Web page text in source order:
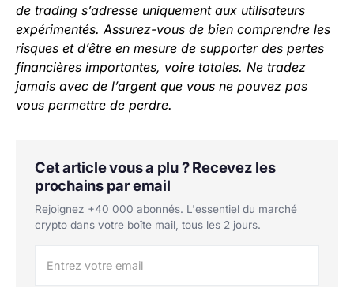
de trading s’adresse uniquement aux utilisateurs
expérimentés. Assurez-vous de bien comprendre les
risques et d’être en mesure de supporter des pertes
financières importantes, voire totales. Ne tradez
jamais avec de l’argent que vous ne pouvez pas
vous permettre de perdre.
Cet article vous a plu ? Recevez les
prochains par email
Rejoignez +40 000 abonnés. L'essentiel du marché
crypto dans votre boîte mail, tous les 2 jours.